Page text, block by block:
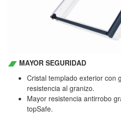
MAYOR SEGURIDAD
Cristal templado exterior con
resistencia al granizo.
Mayor resistencia antirrobo
topSafe.